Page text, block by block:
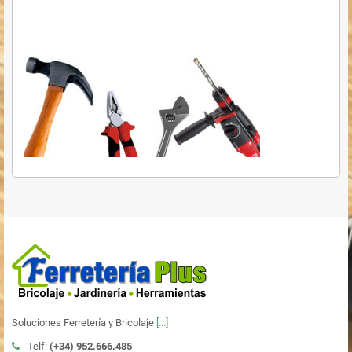
Soluciones Ferretería y Bricolaje [...]
Telf: (+34) 952.666.485